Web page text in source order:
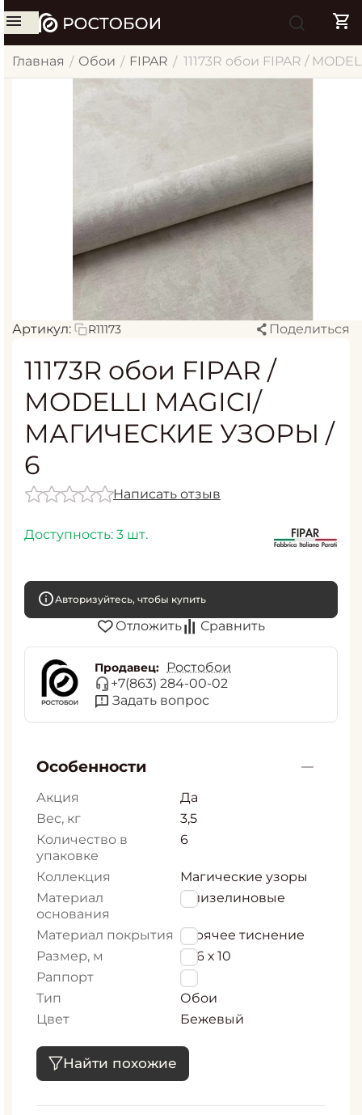
Главная / Обои / FIPAR / 11173R обои FIPAR /
Артикул: R11173 Поделиться
11173R обои FIPAR /
MODELLI MAGICI/
МАГИЧЕСКИЕ УЗОРЫ /
6
Написать отзыв
Доступность: 3 шт.
Авторизуйтесь, чтобы купить
Отложить Сравнить
Продавец:
Ростобои
+7(863) 284-00-02
Задать вопрос
Особенности
Акция
Да
Вес, кг
3,5
Количество в
упаковке
6
Коллекция
Магические узоры
Материал
основания
Флизелиновые
Материал покрытия горячее тиснение
Размер, м
1,06 х 10
Раппорт
0
Тип
Обои
Цвет
Бежевый
Найти похожие